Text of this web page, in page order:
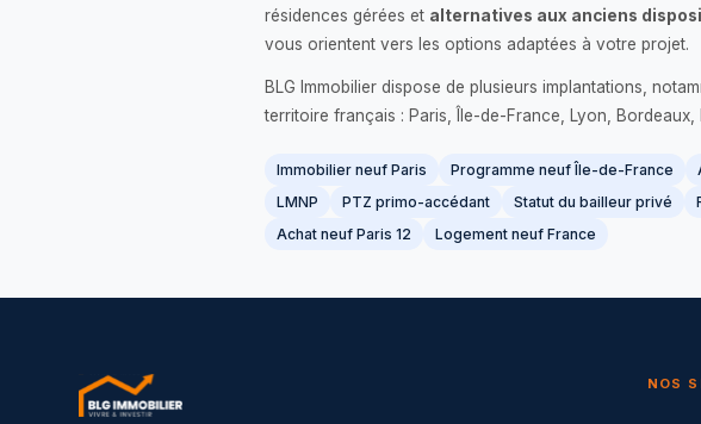
résidences gérées et alternatives aux anciens
vous orientent vers les options adaptées à votre projet.
BLG Immobilier dispose de plusieurs implantations,
territoire français : Paris, Île-de-France, Lyon,
Immobilier neuf Paris Programme neuf Île-de-France
LMNP
PTZ primo-accédant Statut du bailleur privé
Achat neuf Paris 12
Logement neuf France
NOS